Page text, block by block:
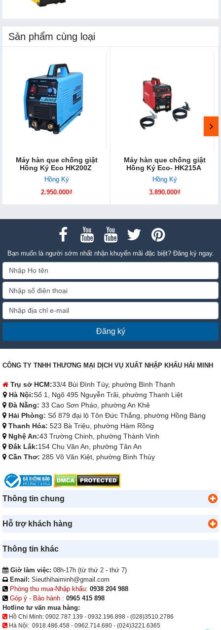
Sản phẩm cùng loại
Máy hàn que chống giật
Hồng Ký Eco HK200Z
Hồng Ký
2.950.000₫
Máy hàn que chống giật
Hồng Ký Eco- HK215A
Hồng Ký
3.890.000₫
Bạn muốn là người sớm nhất nhận khuyến mãi đặc biệt? Đăng ký ngay.
Đăng ký
CÔNG TY TNHH THƯƠNG MẠI DỊCH VỤ XUẤT NHẬP KHẨU HẢI MINH
Trụ sở HCM:33/4 Bùi Đình Túy, phường Bình Thạnh
Hà Nội:Số 1, Ngõ 495 Nguyễn Trãi, phường Thanh Liệt
Đà Nẵng: 33 Cao Sơn Pháo, phường An Khê
Hải Phòng: Số 879 đại lộ Tôn Đức Thắng, phường Hồng Bàng
Thanh Hóa: 523 Bà Triệu, phường Hàm Rồng
Nghệ An:43 Trường Chinh, phường Thành Vinh
Đắk Lắk:154 Chu Văn An, phường Tân An
Cần Thơ: 285 Võ Văn Kiệt, phường Bình Thủy
Thông tin chung
Hỗ trợ khách hàng
Thông tin khác
Giờ làm việc: 08h-17h (từ thứ 2 - thứ 7)
Email: Sieuthihaiminh@gmail.com
Phòng thu mua-Nhập khẩu: 0938 204 988
Góp ý - Bảo hành : 0965 415 898
Hotline tư vấn mua hàng:
Hồ Chí Minh: 0902.787.139 - 0932.196.898 - (028)3510.2786
Hà Nội: 0918.486.458 - 0962.714.680 - (024)3221.6365